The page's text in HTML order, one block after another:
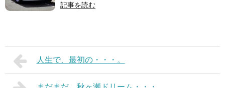
記事を読む
人生で、最初の・・・。